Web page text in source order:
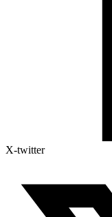
X-twitter